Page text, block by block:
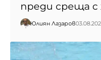
преди среща с
Юлиян Лазаров